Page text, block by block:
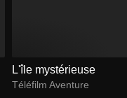
L'île mystérieuse
Téléfilm Aventure